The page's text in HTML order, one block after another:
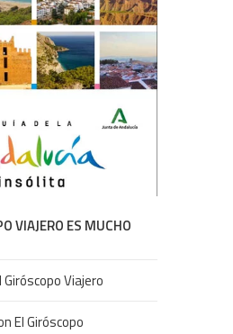
VIAJERO ES MUCHO
Viajero
El Giróscopo